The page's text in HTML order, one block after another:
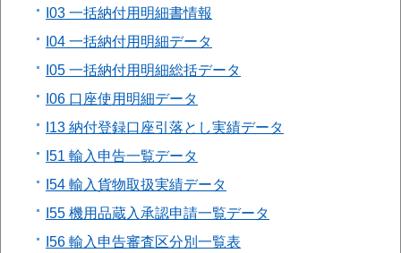
I03 一括納付用明細書情報
I04 一括納付用明細データ
I05 一括納付用明細総括データ
I06 口座使用明細データ
I13 納付登録口座引落とし実績データ
I51 輸入申告一覧データ
I54 輸入貨物取扱実績データ
I55 機用品蔵入承認申請一覧データ
I56 輸入申告審査区分別一覧表